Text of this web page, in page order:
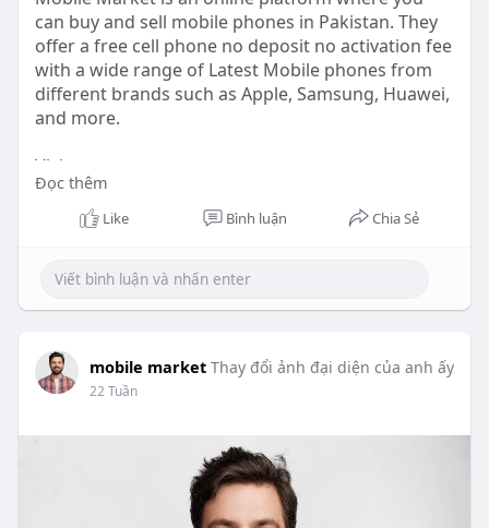
can buy and sell mobile phones in Pakistan. They
offer a free cell phone no deposit no activation fee
with a wide range of Latest Mobile phones from
different brands such as Apple, Samsung, Huawei,
and more.
Visit:
https://www.mobilezmarket.com/....blogs/free-
cell-phon
Đọc thêm
Like Bình luận Chia Sẻ
mobile market Thay đổi ảnh đại diện của anh ấy
22 Tuần